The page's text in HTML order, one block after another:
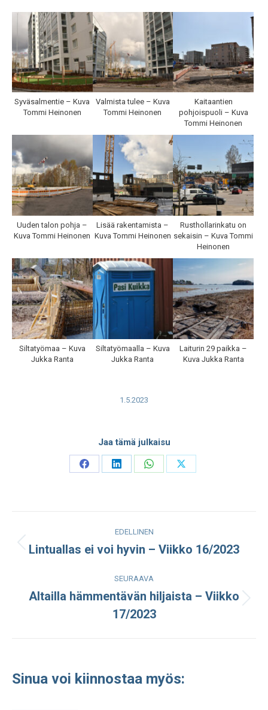
Syväsalmentie – Kuva
Tommi Heinonen
Valmista tulee – Kuva
Tommi Heinonen
Kaitaantien
pohjoispuoli – Kuva
Tommi Heinonen
Uuden talon pohja –
Kuva Tommi Heinonen
Lisää rakentamista –
Kuva Tommi Heinonen
Rusthollarinkatu on
sekaisin – Kuva Tommi
Heinonen
Siltatyömaa – Kuva
Jukka Ranta
Siltatyömaalla – Kuva
Jukka Ranta
Laiturin 29 paikka –
Kuva Jukka Ranta
1.5.2023
Jaa tämä julkaisu
Share
Share
Share
Share
navigation
EDELLINEN
Edellinen
Lintuallas ei voi hyvin – Viikko 16/2023
SEURAAVA
Seuraava
julkaisu:
Altailla hämmentävän hiljaista – Viikko
17/2023
Sinua voi kiinnostaa myös: